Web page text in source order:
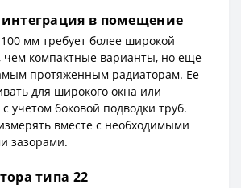
в помещение
мм требует более широкой
чем компактные варианты, но еще
протяженным радиаторам. Ее
для широкого окна или
учетом боковой подводки труб.
вместе с необходимыми
зазорами.
типа 22